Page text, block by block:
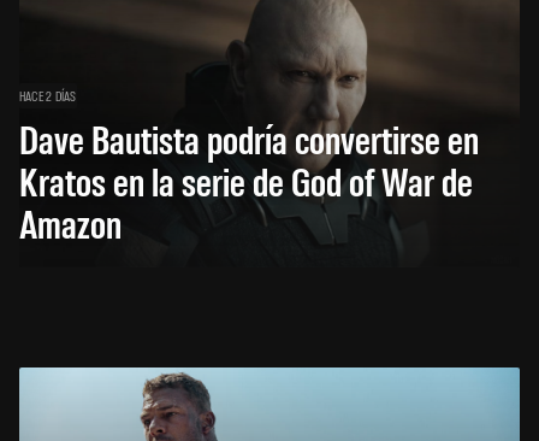
HACE 2 DÍAS
Dave Bautista podría convertirse en
Kratos en la serie de God of War de
Amazon